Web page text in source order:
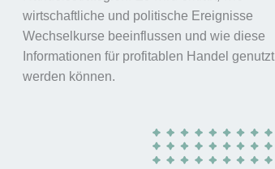
wirtschaftliche und politische Ereignisse
Wechselkurse beeinflussen und wie diese
Informationen für profitablen Handel genutzt
werden können.